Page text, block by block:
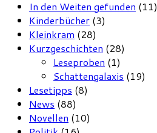
In den Weiten gefunden (11)
Kinderbücher (3)
Kleinkram (28)
Kurzgeschichten (28)
Leseproben (1)
Schattengalaxis (19)
Lesetipps (8)
News (88)
Novellen (10)